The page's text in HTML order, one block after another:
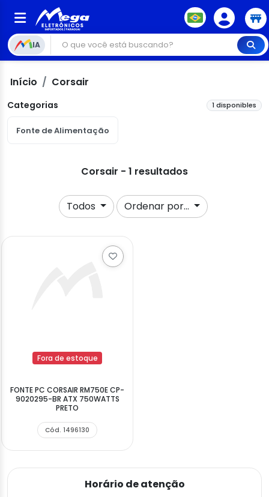
IA
Início Corsair
Categorias 1 disponibles
Fonte de Alimentação
Corsair - 1 resultados
Todos Ordenar por...
Fora de estoque
FONTE PC CORSAIR RM750E CP-
9020295-BR ATX 750WATTS
PRETO
Cód. 1496130
Horário de atenção